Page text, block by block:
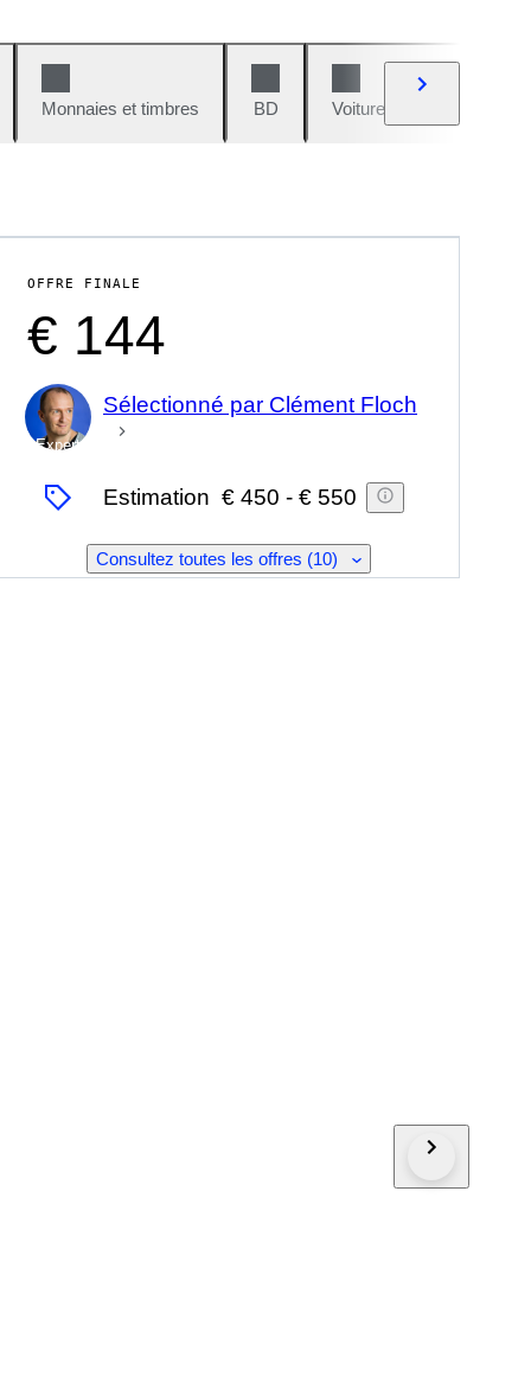
Monnaies et timbres BD Voitures et motos
OFFRE FINALE
€ 144
Expert
Sélectionné par Clément Floch
Estimation € 450 - € 550
Consultez toutes les offres (10)